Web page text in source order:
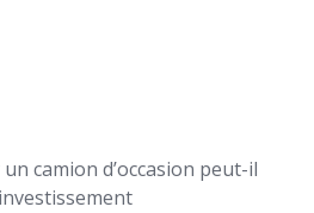
camion d’occasion peut-il